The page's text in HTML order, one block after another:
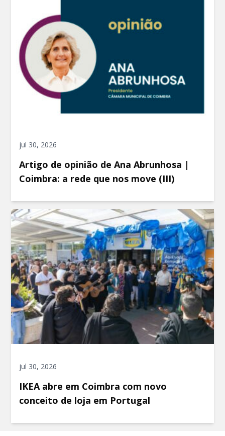
jul 30, 2026
Artigo de opinião de Ana Abrunhosa |
Coimbra: a rede que nos move (III)
jul 30, 2026
IKEA abre em Coimbra com novo
conceito de loja em Portugal